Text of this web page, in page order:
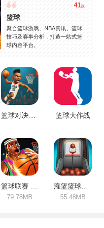
41款
篮球
聚合篮球游戏、NBA资讯、篮球
技巧及赛事分析，打造一站式篮
球内容平台。
篮球对决传奇3D 篮球大作战
篮球联赛 5v5
79.78MB
灌篮篮球高手
55.48MB